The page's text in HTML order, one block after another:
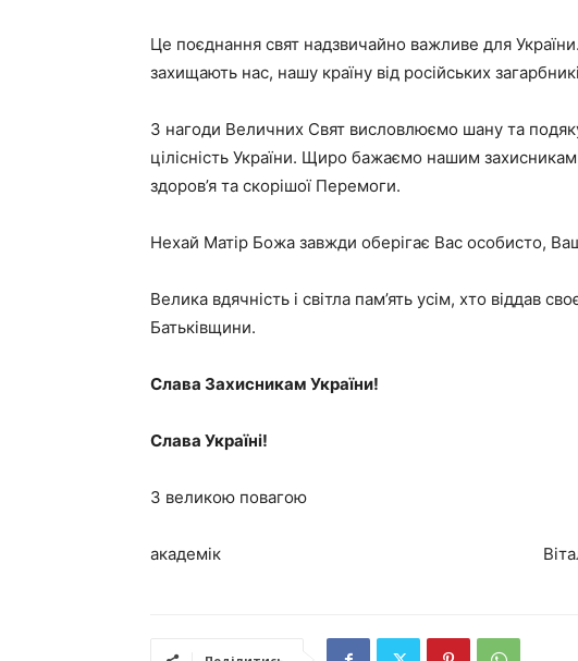
Це поєднання свят надзвичайно важливе для
захищають нас, нашу країну від російських
З нагоди Величних Свят висловлюємо шану та
цілісність України. Щиро бажаємо нашим
здоров’я та скорішої Перемоги.
Нехай Матір Божа завжди оберігає Вас особисто,
Велика вдячність і світла пам’ять усім, хто віддав
Батьківщини.
Слава Захисникам України!
Слава Україні!
З великою повагою
академік Віталій